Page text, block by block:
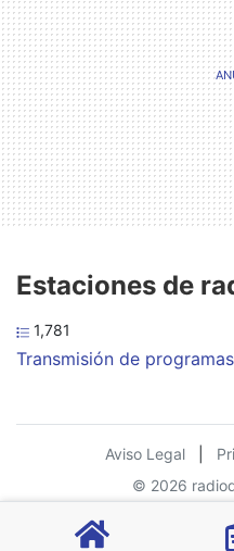
Estaciones de
1,781
Transmisión de
Aviso Legal
© 2026